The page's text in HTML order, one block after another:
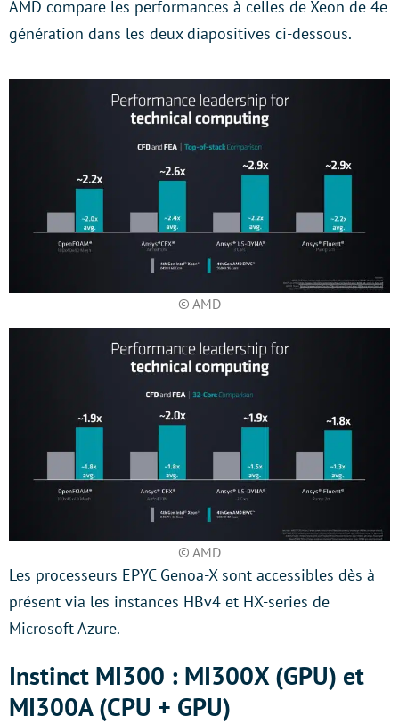
AMD compare les performances à celles de Xeon de 4e
génération dans les deux diapositives ci-dessous.
© AMD
© AMD
Les processeurs EPYC Genoa-X sont accessibles dès à
présent via les instances HBv4 et HX-series de
Microsoft Azure.
Instinct MI300 : MI300X (GPU) et
MI300A (CPU + GPU)